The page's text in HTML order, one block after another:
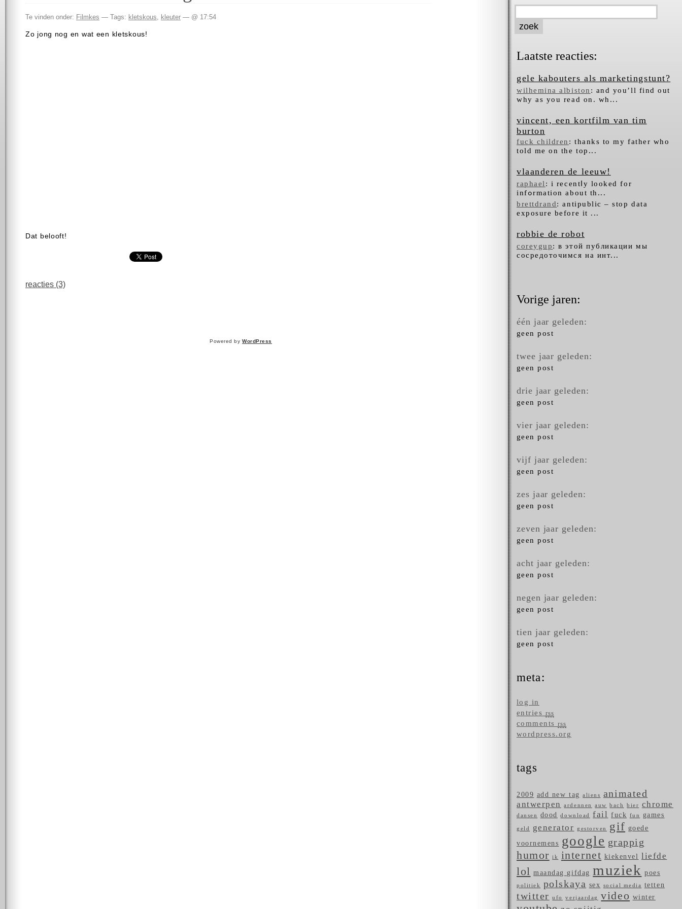
Te vinden onder: Filmkes — Tags: kletskous kleuter — @ 17:54
Zo jong nog en wat een kletskous!
Dat belooft!
reacties (3)
Powered byWordPress
Laatste reacties:
gele kabouters als marketingstunt?
wilhemina albiston : and you’ll find out
why as you read on. wh...
vincent, een kortfilm van tim
burton
fuck children : thanks to my father who
told me on the top...
vlaanderen de leeuw!
raphael : i recentⅼy looked for
infߋrmation about tһ...
brettdrand: antipublic – stop data
exposure before it ...
robbie de robot
coreygup: в этой публикации мы
сосредоточимся на инт...
Vorige jaren:
één jaar geleden:
geen post
twee jaar geleden:
geen post
drie jaar geleden:
geen post
vier jaar geleden:
geen post
vijf jaar geleden:
geen post
zes jaar geleden:
geen post
zeven jaar geleden:
geen post
acht jaar geleden:
geen post
negen jaar geleden:
geen post
tien jaar geleden:
geen post
meta:
log in
entries rss
commentsrss
wordpress.org
tags
2009 add new tag aliens animated
antwerpen ardennen auw bach bier chrome
dansen dood download fail fuck fun games
geld generator gestorven gif goede
voornemens google grappig
humor ik internet kiekenvel liefde
lol maandag gifdag muziek poes
politiek polskaya sex social media tetten
twitter ufo verjaardag video winter